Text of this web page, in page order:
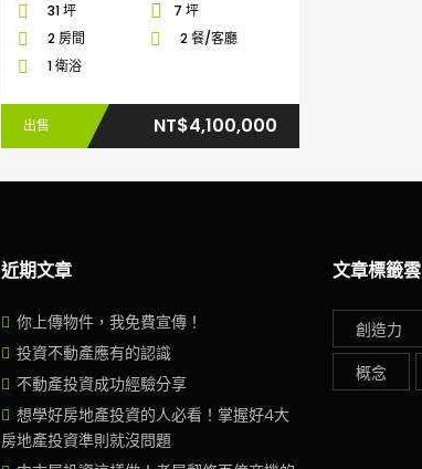
31 坪
7 坪
2 房間
2 餐/客廳
1 衛浴
出售 NT$4,100,000
近期文章
你上傳物件，我免費宣傳！
投資不動產應有的認識
不動產投資成功經驗分享
想學好房地產投資的人必看！掌握好4大
房地產投資準則就沒問題
文章標籤雲
創造力
概念